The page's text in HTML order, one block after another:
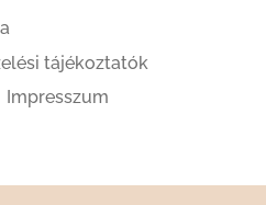
tájékoztatók
Impresszum